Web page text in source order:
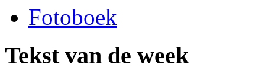
Fotoboek
Tekst van de week